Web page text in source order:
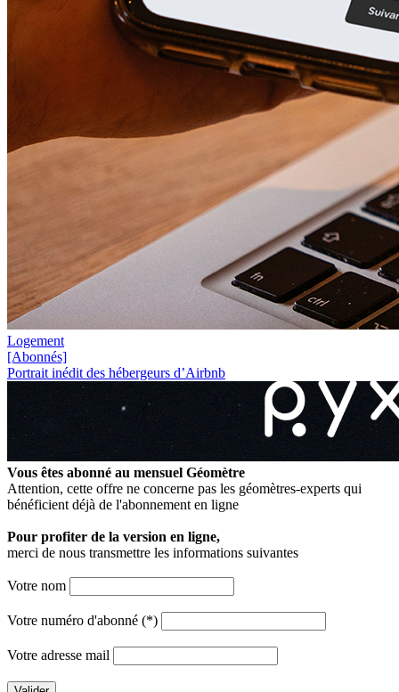
Logement
[Abonnés]
Portrait inédit des hébergeurs d’Airbnb
Vous êtes abonné au mensuel Géomètre
Attention, cette offre ne concerne pas les géomètres-experts qui
bénéficient déjà de l'abonnement en ligne
Pour profiter de la version en ligne,
merci de nous transmettre les informations suivantes
Votre nom
Votre numéro d'abonné (*)
Votre adresse mail